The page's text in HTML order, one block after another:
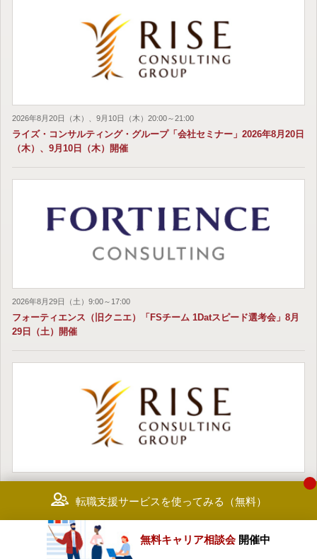
2026年8月20日（木）、9月10日（木）20:00～21:00
ライズ・コンサルティング・グループ「会社セミナー」2026年8月20日
（木）、9月10日（木）開催
2026年8月29日（土）9:00～17:00
フォーティエンス（旧クニエ）「FSチーム 1Datスピード選考会」8月
29日（土）開催
ライズ・コンサルティング・グループ「1Day選考会」2026年8月29日
セミナー・選考会一覧を見る
転職支援サービスを使ってみる（無料）
無料キャリア相談会 開催中